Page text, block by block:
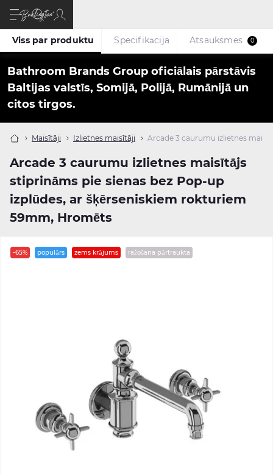
Bathroom Brands Group oficiālais pārstāvis
Baltijas valstīs, Somijā, Polijā, Rumānijā un
citos tirgos.
Maisītāji Izlietnes maisītāji Arcade 3 caurumu izlietnes
Arcade 3 caurumu izlietnes maisītājs
stiprināms pie sienas bez Pop-up
izplūdes, ar šķērseniskiem rokturiem
59mm, Hromēts
Viss par produktu Specifikācija Atsauksmes 0
-65% populārs zems krājums ražošana pārtraukta